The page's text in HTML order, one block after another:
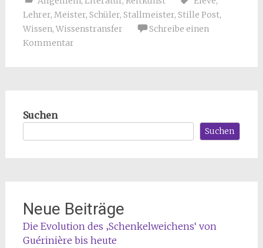
Lehrer, Meister, Schüler, Stallmeister, Stille Post,
Wissen, Wissenstransfer
Schreibe einen
Kommentar
Suchen
Suchen
Neue Beiträge
Die Evolution des ‚Schenkelweichens‘ von
Guérinière bis heute